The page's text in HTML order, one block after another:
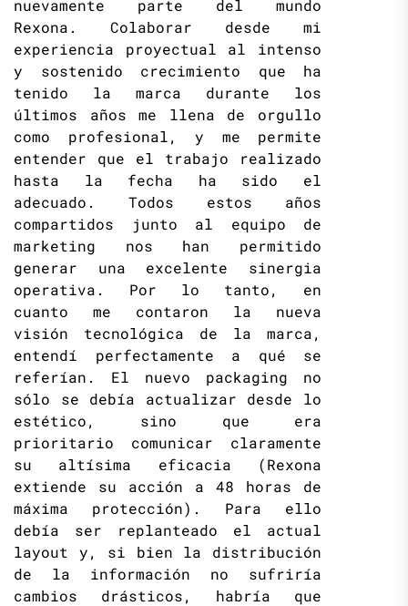
nuevamente parte del mundo
Rexona. Colaborar desde mi
experiencia proyectual al intenso
y sostenido crecimiento que ha
tenido la marca durante los
últimos años me llena de orgullo
como profesional, y me permite
entender que el trabajo realizado
hasta la fecha ha sido el
adecuado. Todos estos años
compartidos junto al equipo de
marketing nos han permitido
generar una excelente sinergia
operativa. Por lo tanto, en
cuanto me contaron la nueva
visión tecnológica de la marca,
entendí perfectamente a qué se
referían. El nuevo packaging no
sólo se debía actualizar desde lo
estético, sino que era
prioritario comunicar claramente
su altísima eficacia (Rexona
extiende su acción a 48 horas de
máxima protección). Para ello
debía ser replanteado el actual
layout y, si bien la distribución
de la información no sufriría
cambios drásticos, habría que